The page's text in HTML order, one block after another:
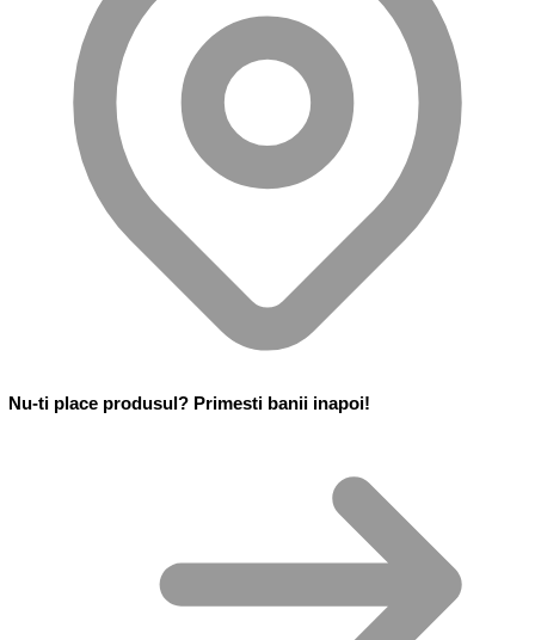
Nu-ti place produsul? Primesti banii inapoi!